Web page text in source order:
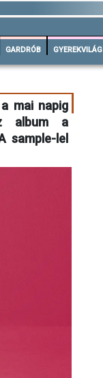
GARDRÓB GYEREKVILÁG
mai napig
album a
sample-lel